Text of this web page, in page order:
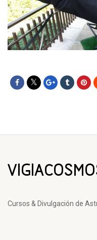
Cursos & Divulgación de